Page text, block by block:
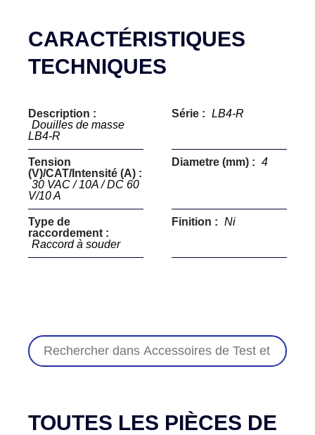
CARACTÉRISTIQUES
TECHNIQUES
Description :
Douilles de masse
LB4-R
Série : LB4-R
Tension
(V)/CAT/Intensité (A) :
30 VAC / 10A / DC 60
V/10 A
Diametre (mm) : 4
Type de
raccordement :
Raccord à souder
Finition : Ni
TOUTES LES PIÈCES DE